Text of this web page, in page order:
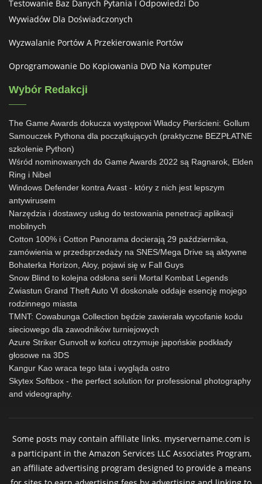
Testowanie Baz Danych Pytania I Odpowiedzi Do
Wywiadów Dla Doświadczonych
Wyzwalanie Portów A Przekierowanie Portów
Oprogramowanie Do Kopiowania DVD Na Komputer
Wybór Redakcji
The Game Awards dokucza występowi Władcy Pierścieni: Gollum
Samouczek Pythona dla początkujących (praktyczne BEZPŁATNE
szkolenie Python)
Wśród nominowanych do Game Awards 2022 są Ragnarok, Elden
Ring i Nibel
Windows Defender kontra Avast - który z nich jest lepszym
antywirusem
Narzędzia i dostawcy usług do testowania penetracji aplikacji
mobilnych
Cotton 100% i Cotton Panorama docierają 29 października,
zamówienia w przedsprzedaży na SNES/Mega Drive są aktywne
Bohaterka Horizon, Aloy, pojawi się w Fall Guys
Snow Blind to kolejna odsłona serii Mortal Kombat Legends
Zwiastun Grand Theft Auto VI doskonale oddaje esencję mojego
rodzinnego miasta
TMNT: Cowabunga Collection będzie zawierała wycofanie kodu
sieciowego dla zawodników turniejowych
Azure Striker Gunvolt w końcu otrzymuje japońskie podkłady
głosowe na 3DS
Kangur Kao wraca tego lata i wygląda ostro
Skytex Softbox - the perfect solution for professional photography
and videography.
Some posts may contain affiliate links. myservername.com is
a participant in the Amazon Services LLC Associates Program,
an affiliate advertising program designed to provide a means